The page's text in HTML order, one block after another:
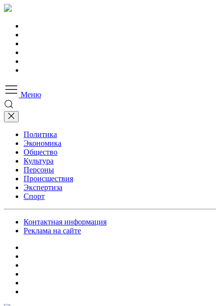
Меню
Политика
Экономика
Общество
Культура
Персоны
Происшествия
Экспертиза
Спорт
Контактная информация
Реклама на сайте